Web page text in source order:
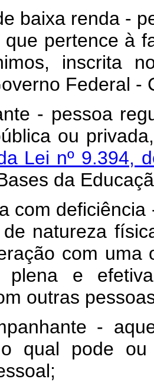
baixa renda -
pertence à
inscrita
Federal -
- pessoa
ou
Lei nº 9.394,
da
com
natureza
com uma
plena e
outras
-
o qual pode